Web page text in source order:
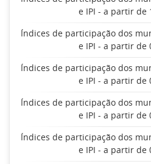
e IPI - a partir de
Índices de participação dos
e IPI - a partir de
Índices de participação dos
e IPI - a partir de
Índices de participação dos
e IPI - a partir de
Índices de participação dos
e IPI - a partir de